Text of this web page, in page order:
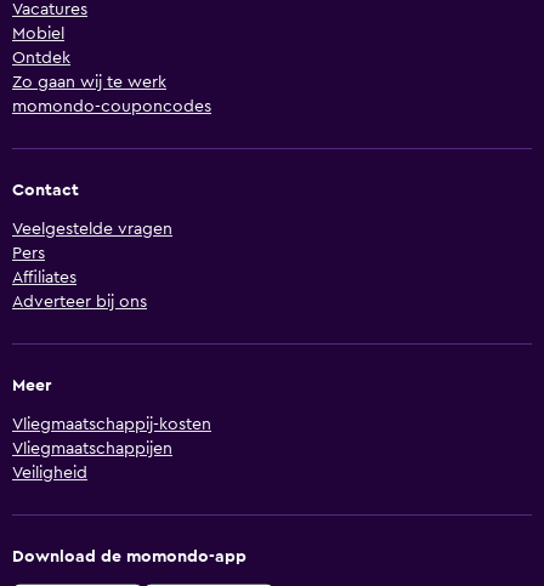
Vacatures
Mobiel
Ontdek
Zo gaan wij te werk
momondo-couponcodes
Contact
Veelgestelde vragen
Pers
Affiliates
Adverteer bij ons
Meer
Vliegmaatschappij-kosten
Vliegmaatschappijen
Veiligheid
Download de momondo-app